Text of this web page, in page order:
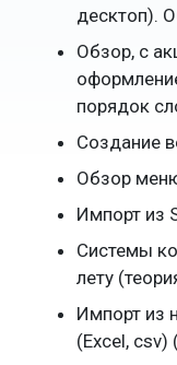
десктоп).
Обзор, с
порядок
Создание
Обзор
Импорт из
Системы
лету
Импорт из
(Excel, csv)